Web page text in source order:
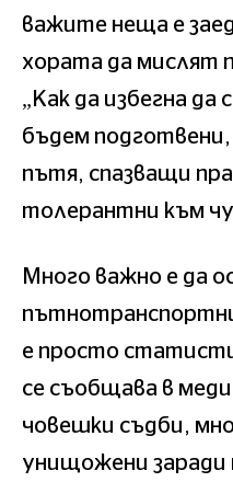
важите неща е
хората да мислят
„Как да избегна да
бъдем
пътя, спазващи
толерантни към
Много важно е да
е просто
се съобщава в
човешки съдби,
унищожени заради